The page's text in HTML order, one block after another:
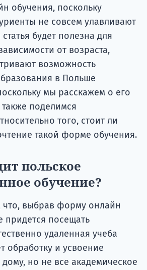
обучения, поскольку
не совсем улавливают
будет полезна для
от возраста,
возможность
в Польше
мы расскажем о его
поделимся
того, стоит ли
такой форме обучения.
польское
обучение?
что, выбрав форму онлайн
придется посещать
удаленная учеба
обработку и усвоение
но не все академическое